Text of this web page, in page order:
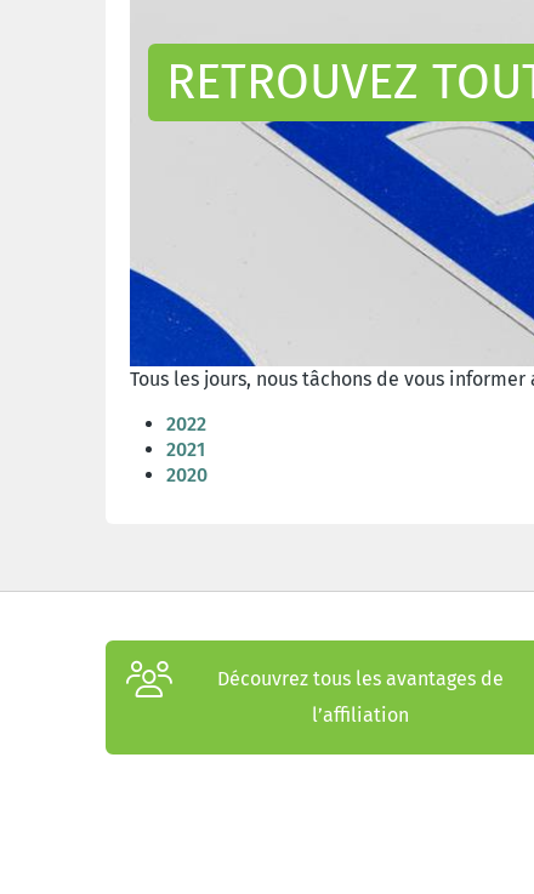
RETROUVEZ
Tous les jours, nous tâchons de vous
2022
2021
2020
Découvrez tous les avantages de
l’affiliation